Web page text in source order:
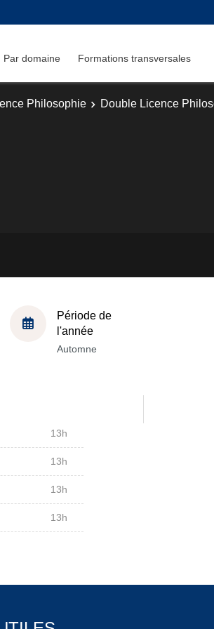
Par domaine Formations transversales
Philosophie
Double Licence
Période de
l'année
Automne
13h
13h
13h
13h